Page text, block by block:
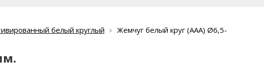
белый круглый
Жемчуг белый круг (ААА) Ø6,5-